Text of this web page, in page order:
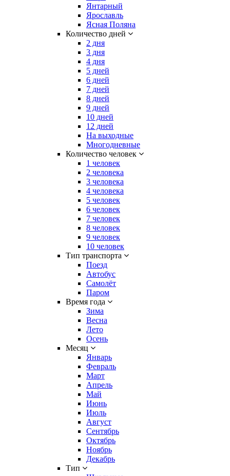
Янтарный
Ярославль
Ясная Поляна
Количество дней
2 дня
3 дня
4 дня
5 дней
6 дней
7 дней
8 дней
9 дней
10 дней
12 дней
На выходные
Многодневные
Количество человек
1 человек
2 человека
3 человека
4 человека
5 человек
6 человек
7 человек
8 человек
9 человек
10 человек
Тип транспорта
Поезд
Автобус
Самолёт
Паром
Время года
Зима
Весна
Лето
Осень
Месяц
Январь
Февраль
Март
Апрель
Май
Июнь
Июль
Август
Сентябрь
Октябрь
Ноябрь
Декабрь
Тип